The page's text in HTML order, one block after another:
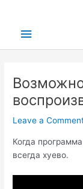
Main
Leave a
Когда
всегда хуево.